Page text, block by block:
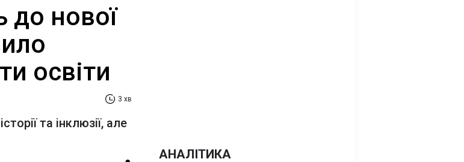
до нової
освіти
3 хв
та інклюзії, але
АНАЛІТИКА